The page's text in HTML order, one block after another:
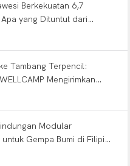
Berkekuatan 6,7
yang Dituntut dari
Tambang Terpencil:
Mengirimkan
Modular
Gempa Bumi di Filipina